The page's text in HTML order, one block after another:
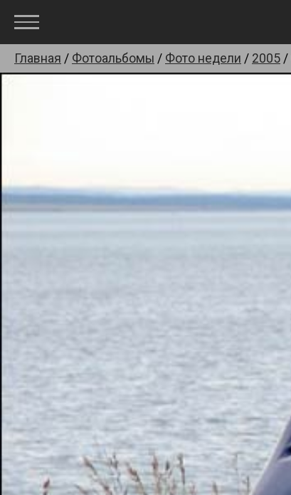
Главная / Фотоальбомы / Фото недели / 2005 /